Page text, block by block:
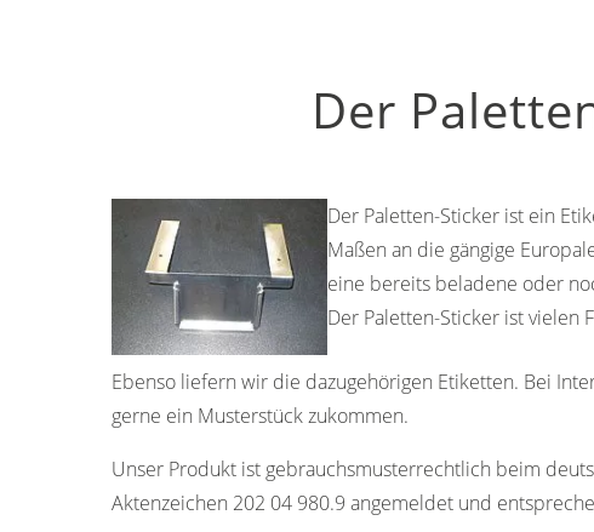
Der
Der Paletten-Sticker ist ein
Maßen an die gängige
eine bereits beladene oder
Der Paletten-Sticker ist vielen
Ebenso liefern wir die dazugehörigen Etiketten. Bei
gerne ein Musterstück zukommen.
Unser Produkt ist gebrauchsmusterrechtlich beim
Aktenzeichen 202 04 980.9 angemeldet und